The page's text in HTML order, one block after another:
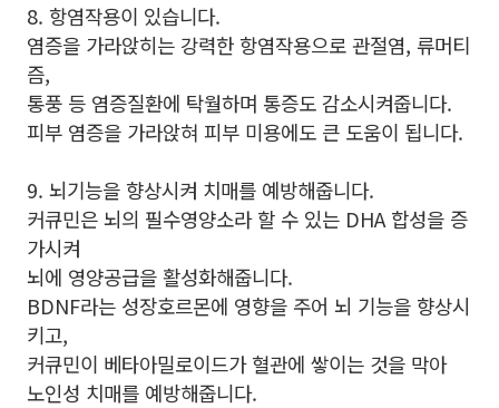
8. 항염작용이 있습니다.
염증을 가라앉히는 강력한 항염작용으로 관절염, 류머티
즘,
통풍 등 염증질환에 탁월하며 통증도 감소시켜줍니다.
피부 염증을 가라앉혀 피부 미용에도 큰 도움이 됩니다.
9. 뇌기능을 향상시켜 치매를 예방해줍니다.
커큐민은 뇌의 필수영양소라 할 수 있는 DHA 합성을 증
가시켜
뇌에 영양공급을 활성화해줍니다.
BDNF라는 성장호르몬에 영향을 주어 뇌 기능을 향상시
키고,
커큐민이 베타아밀로이드가 혈관에 쌓이는 것을 막아
노인성 치매를 예방해줍니다.